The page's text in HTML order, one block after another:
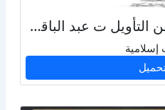
تفسير القاسمي محاسن التأويل ت عبد الباقي ط الحلبي